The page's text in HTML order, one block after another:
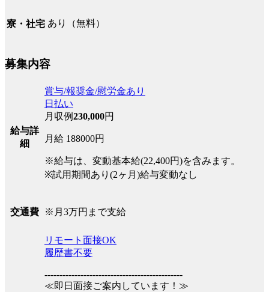
寮・社宅 あり（無料）
募集内容
給与詳
細
賞与/報奨金/慰労金あり
日払い
月収例230,000円
月給 188000円
※給与は、変動基本給(22,400円)を含みます。
※試用期間あり(2ヶ月)給与変動なし
交通費 ※月3万円まで支給
リモート面接OK
履歴書不要
----------------------------------------------
≪即日面接ご案内しています！≫